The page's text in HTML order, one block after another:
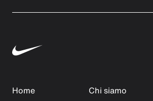
Home
Chi siamo